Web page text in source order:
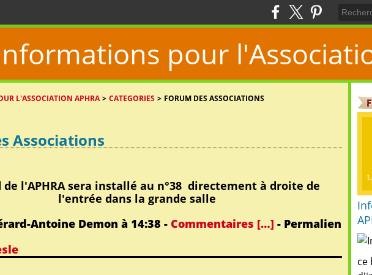
pour
L'ASSOCIATION APHRA > CATEGORIES > FORUM DES ASSOCIATIONS
Associations
de l'APHRA sera installé au n°38 directement à droite de
l'entrée dans la grande salle
Antoine Demon à 14:38 - Commentaires […] - Permalien
ce